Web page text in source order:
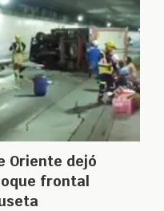
Oriente dejó
frontal